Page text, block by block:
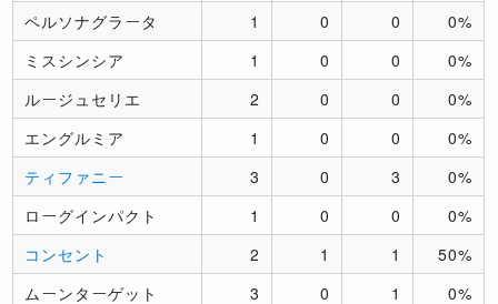
ペルソナグラータ
1 0 0
0%
ミスシンシア
1 0 0
0%
ルージュセリエ
2 0 0
0%
エングルミア
1 0 0
0%
ティファニー
3 0 3
0%
ローグインパクト
1 0 0
0%
コンセント
2 1 1
50%
ムーンターゲット
3 0 1
0%